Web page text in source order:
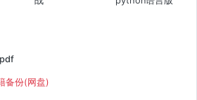
备份(网盘)